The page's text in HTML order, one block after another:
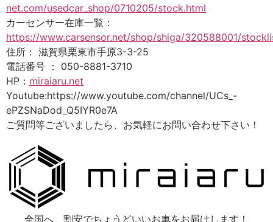
net.com/usedcar_shop/0710205/stock.html
カーセンサー在庫一覧：
https://www.carsensor.net/shop/shiga/320588001/
住所： 滋賀県栗東市手原3-3-25
電話番号 ： 050-8881-3710
HP： miraiaru.net
Youtube:https://www.youtube.com/channel/UCs_-
ePZSNaDod_Q5IYR0e7A
ご質問等ございましたら、お気軽にお問い合わせ下さい！
全国へ、割安でちょうどいいお車をお届けします！